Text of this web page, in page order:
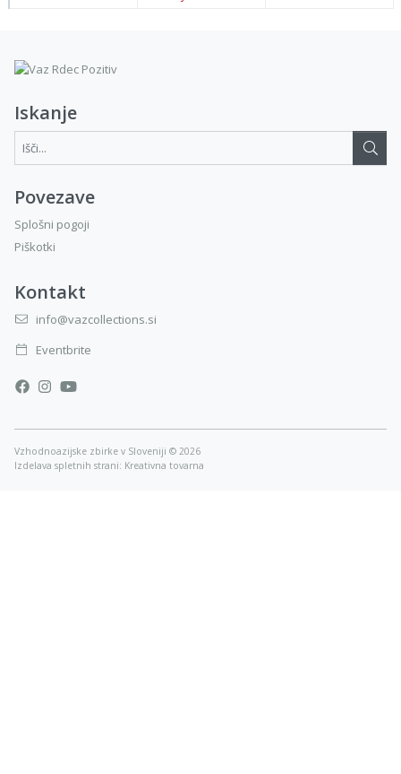
Iskanje
Povezave
Splošni pogoji
Piškotki
Kontakt
info@vazcollections.si
Eventbrite
Vzhodnoazijske zbirke v Sloveniji © 2026
Izdelava spletnih strani: Kreativna tovarna